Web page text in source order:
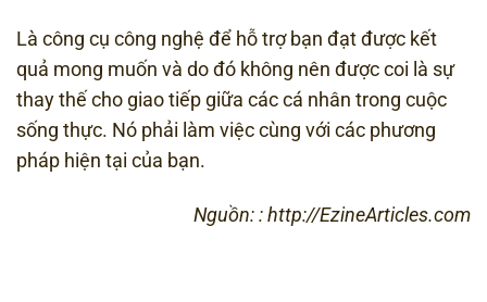
Là công cụ công nghệ để hỗ trợ bạn đạt được kết
quả mong muốn và do đó không nên được coi là sự
thay thế cho giao tiếp giữa các cá nhân trong cuộc
sống thực. Nó phải làm việc cùng với các phương
pháp hiện tại của bạn.
Nguồn: : http://EzineArticles.com